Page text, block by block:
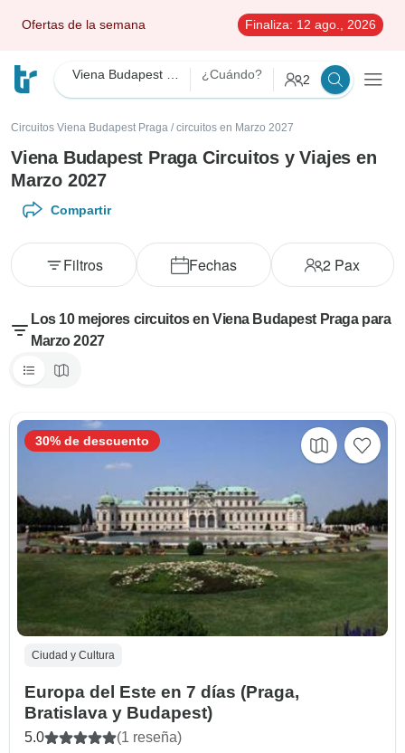
Ofertas de la semana Finaliza: 12 ago., 2026
¿Cuándo? 2
Circuitos Viena Budapest Praga / circuitos en Marzo 2027
Viena Budapest Praga Circuitos y Viajes en
Marzo 2027
Compartir
Fechas 2 Pax
Filtros
Los 10 mejores circuitos en Viena Budapest Praga para
Marzo 2027
Ciudad y Cultura
Europa del Este en 7 días (Praga,
Bratislava y Budapest)
5.0 (1 reseña)
30% de descuento